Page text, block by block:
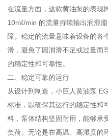
在流量方面，这款黄油泵的表现
10mℓ/min 的流量持续输出润滑
障。稳定的流量意味着设备的各
滑，避免了因润滑不足或过量而
的稳定性和可靠性。
二、稳定可靠的运行
从设计到制造，小巨人黄油泵
标准，以确保其运行的稳定性和
料，泵体结构坚固耐用，能够承
负荷。无论是在高温、高湿度的